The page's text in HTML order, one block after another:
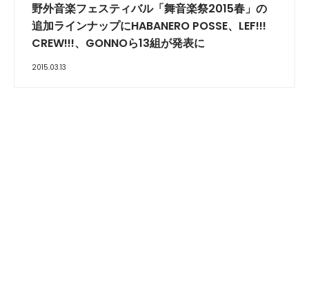
野外音楽フェスティバル「舞音楽祭2015春」の
追加ラインナップにHABANERO POSSE、LEF!!!
CREW!!!、GONNOら13組が発表に
2015.03.13